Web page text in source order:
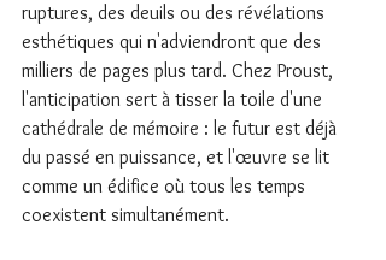
ruptures, des deuils ou des révélations
esthétiques qui n'adviendront que des
milliers de pages plus tard. Chez Proust,
l'anticipation sert à tisser la toile d'une
cathédrale de mémoire : le futur est déjà
du passé en puissance, et l'œuvre se lit
comme un édifice où tous les temps
coexistent simultanément.